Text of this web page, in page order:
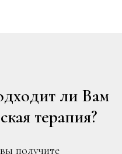
ли Вам
терапия?
получите